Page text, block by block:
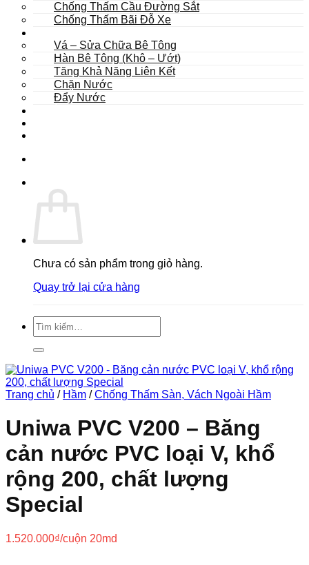
Chống Thấm Cầu Đường Sắt
Chống Thấm Bãi Đỗ Xe
Vá – Sửa Chữa Bê Tông
Hàn Bê Tông (Khô – Ướt)
Tăng Khả Năng Liên Kết
Chặn Nước
Đẩy Nước
Chưa có sản phẩm trong giỏ hàng.
Quay trở lại cửa hàng
Tìm
kiếm:
Trang chủ / Hầm / Chống Thấm Sàn, Vách Ngoài Hầm
Uniwa PVC V200 – Băng
cản nước PVC loại V, khổ
rộng 200, chất lượng
Special
1.520.000₫/cuộn 20md